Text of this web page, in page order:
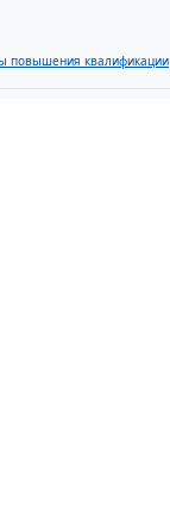
повышения квалификации